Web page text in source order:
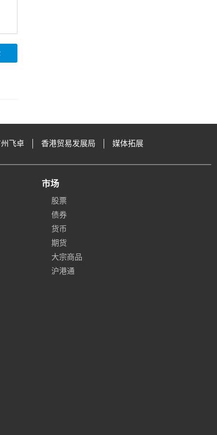
飞卓 香港贸易发展局 媒体拓展
市场
股票
债券
货币
期货
大宗商品
沪港通